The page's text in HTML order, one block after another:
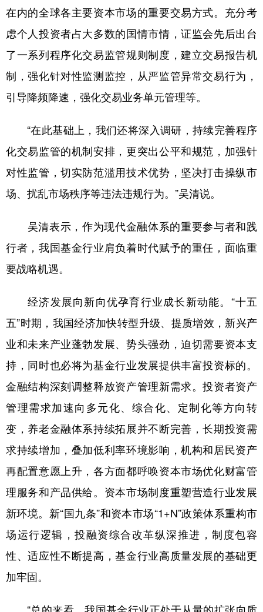
在内的全球各主要资本市场的重要交易方式。充分考
虑个人投资者占大多数的国情市情，证监会先后出台
了一系列程序化交易监管规则制度，建立交易报告机
制，强化针对性监测监控，从严监管异常交易行为，
引导降频降速，强化交易业务单元管理等。
“在此基础上，我们还将深入调研，持续完善程序
化交易监管的机制安排，更突出公平和规范，加强针
对性监管，切实防范滥用技术优势，坚决打击操纵市
场、扰乱市场秩序等违法违规行为。”吴清说。
吴清表示，作为现代金融体系的重要参与者和践
行者，我国基金行业肩负着时代赋予的重任，面临重
要战略机遇。
经济发展向新向优孕育行业成长新动能。“十五
五”时期，我国经济加快转型升级、提质增效，新兴产
业和未来产业蓬勃发展、势头强劲，迫切需要资本支
持，同时也必将为基金行业发展提供丰富投资标的。
金融结构深刻调整释放资产管理新需求。投资者资产
管理需求加速向多元化、综合化、定制化等方向转
变，养老金融体系持续拓展并不断完善，长期投资需
求持续增加，叠加低利率环境影响，机构和居民资产
再配置意愿上升，各方面都呼唤资本市场优化财富管
理服务和产品供给。资本市场制度重塑营造行业发展
新环境。新“国九条”和资本市场“1+N”政策体系重构市
场运行逻辑，投融资综合改革纵深推进，制度包容
性、适应性不断提高，基金行业高质量发展的基础更
加牢固。
“总的来看，我国基金行业正处于从量的扩张向质